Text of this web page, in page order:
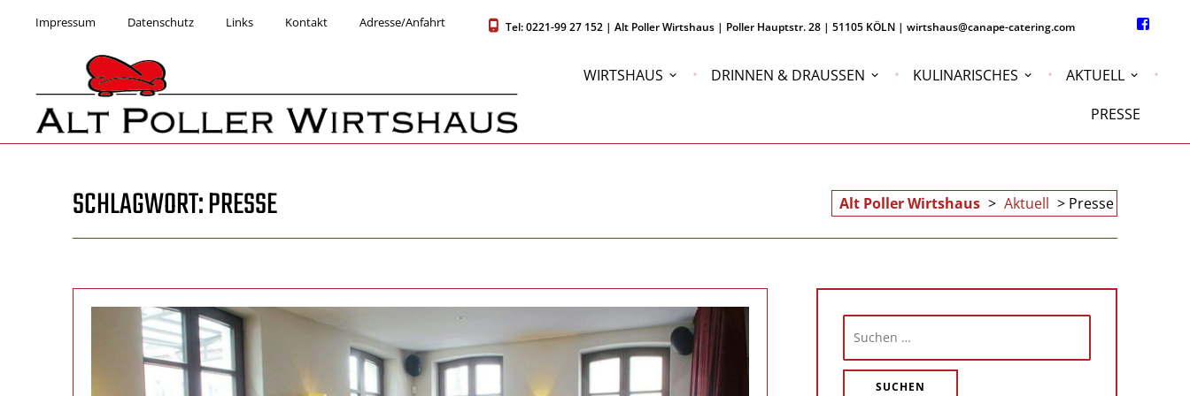
Impressum Datenschutz Links Kontakt Adresse/Anfahrt Tel: 0221-99 27 152 | Alt Poller Wirtshaus | Poller Hauptstr. 28 | 51105 KÖLN | wirtshaus@canape-catering.com
ALT POLLER WIRTSHAUS
Kneipe, Restaurant & Kulturlokal
WIRTSHAUS DRINNEN & DRAUSSEN KULINARISCHES
AKTUELL
PRESSE
SCHLAGWORT:PRESSE Alt Poller Wirtshaus > Aktuell > Presse